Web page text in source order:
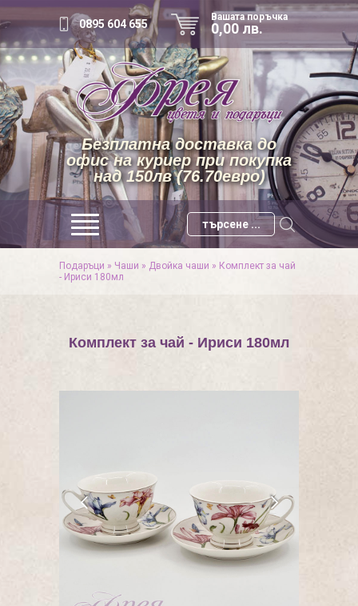
0895 604 655
Вашата поръчка
0,00 лв.
Безплатна доставка до
офис на куриер при покупка
над 150лв (76.70евро)
Подаръци » Чаши » Двойкa чаши » Комплект за чай
- Ириси 180мл
Комплект за чай - Ириси 180мл